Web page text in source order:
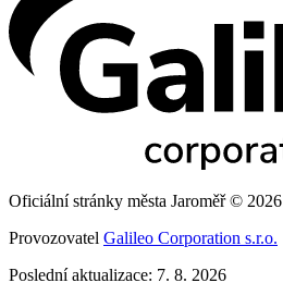
Oficiální stránky města Jaroměř © 2026
Provozovatel Galileo Corporation s.r.o.
Poslední aktualizace: 7. 8. 2026